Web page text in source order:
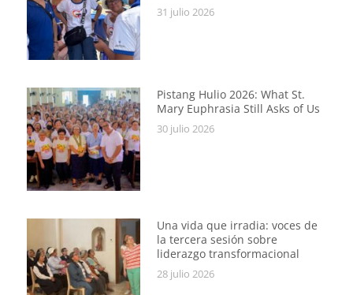
31 julio 2026
Pistang Hulio 2026: What St.
Mary Euphrasia Still Asks of Us
30 julio 2026
Una vida que irradia: voces de
la tercera sesión sobre
liderazgo transformacional
28 julio 2026